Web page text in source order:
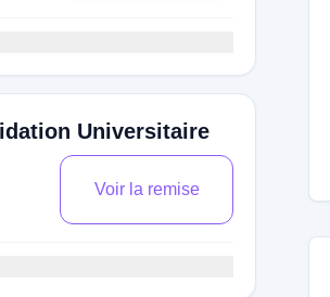
Universitaire
Voir la remise